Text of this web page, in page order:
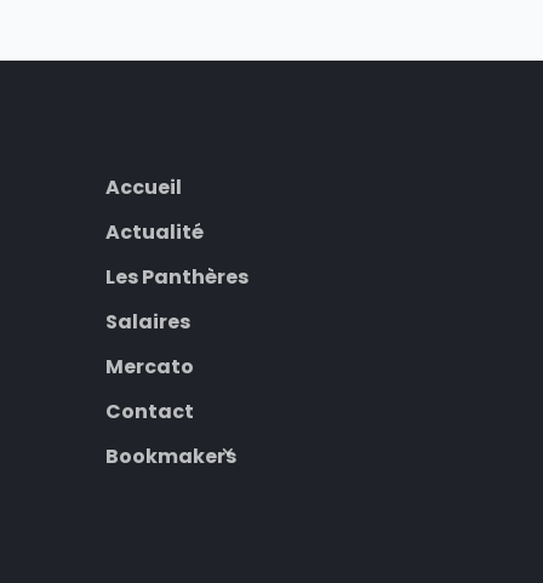
Accueil
Actualité
Les Panthères
Salaires
Mercato
Contact
Bookmakers